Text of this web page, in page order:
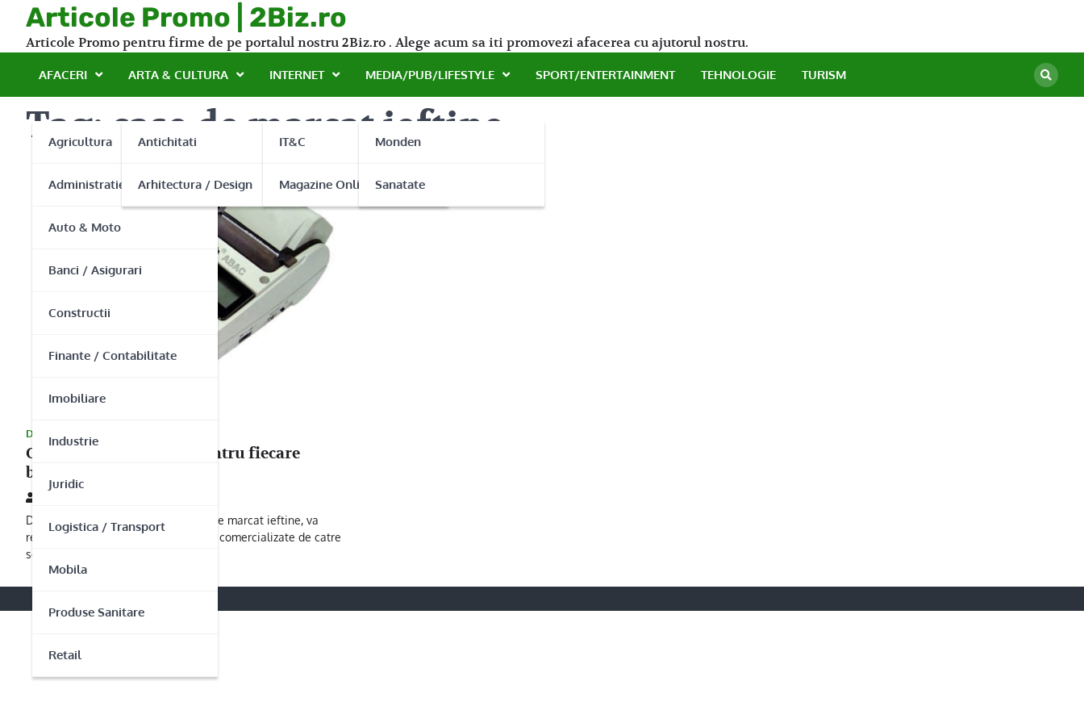
content
Articole Promo | 2Biz.ro
Articole Promo pentru firme de pe portalul nostru 2Biz.ro . Alege acum sa iti promovezi afacerea cu ajutorul nostru.
AFACERI
Agricultura
Administratie Publica
Auto & Moto
Banci / Asigurari
Constructii
Finante / Contabilitate
Imobiliare
Industrie
Juridic
Logistica / Transport
Mobila
Produse Sanitare
Retail
ARTA & CULTURA
Antichitati
Arhitectura / Design
INTERNET
IT&C
Magazine Online
MEDIA/PUB/LIFESTYLE
Monden
Sanatate
SPORT/ENTERTAINMENT TEHNOLOGIE TURISM
Tag: case de marcat ieftine
DISTRIBUITORI
Case de marcat ieftine pentru fiecare
business!
Daca sunteti in cautarea unor case de marcat ieftine, va
recomandam sa apelati la produsele comercializate de catre
societatea ECR…